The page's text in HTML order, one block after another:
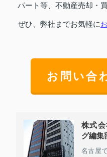
パート等、不動産売却・
ぜひ、弊社までお気軽に
お問い合
株式
グ編集
名古屋